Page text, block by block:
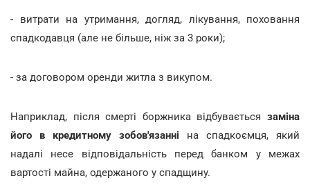
- витрати на утримання, догляд, лікування, поховання
спадкодавця (але не більше, ніж за 3 роки);
- за договором оренди житла з викупом.
Наприклад, після смерті боржника відбувається заміна
його в кредитному зобов'язанні на спадкоємця, який
надалі несе відповідальність перед банком у межах
вартості майна, одержаного у спадщину.